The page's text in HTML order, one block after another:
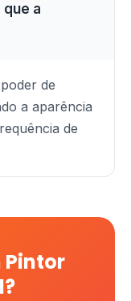
a
de
a aparência
de
Pintor